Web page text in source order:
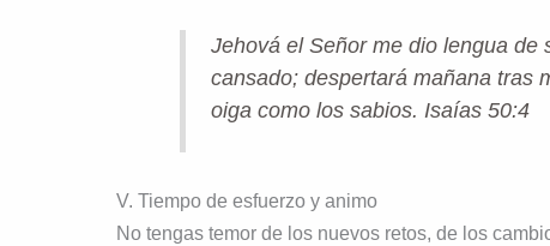
Jehová el Señor me dio lengua de
cansado; despertará mañana tras
oiga como los sabios. Isaías 50:4
V. Tiempo de esfuerzo y animo
No tengas temor de los nuevos retos, de los